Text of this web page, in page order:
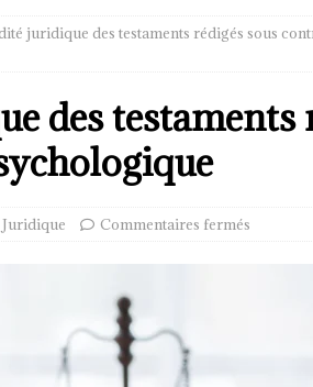
juridique des testaments rédigés sous
des testaments
Juridique Commentaires fermés